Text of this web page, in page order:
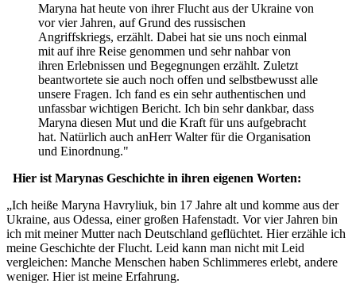
Maryna hat heute von ihrer Flucht aus der Ukraine von
vor vier Jahren, auf Grund des russischen
Angriffskriegs, erzählt. Dabei hat sie uns noch einmal
mit auf ihre Reise genommen und sehr nahbar von
ihren Erlebnissen und Begegnungen erzählt. Zuletzt
beantwortete sie auch noch offen und selbstbewusst alle
unsere Fragen. Ich fand es ein sehr authentischen und
unfassbar wichtigen Bericht. Ich bin sehr dankbar, dass
Maryna diesen Mut und die Kraft für uns aufgebracht
hat. Natürlich auch anHerr Walter für die Organisation
und Einordnung."
Hier ist Marynas Geschichte in ihren eigenen Worten:
„Ich heiße Maryna Havryliuk, bin 17 Jahre alt und komme aus der
Ukraine, aus Odessa, einer großen Hafenstadt. Vor vier Jahren bin
ich mit meiner Mutter nach Deutschland geflüchtet. Hier erzähle ich
meine Geschichte der Flucht. Leid kann man nicht mit Leid
vergleichen: Manche Menschen haben Schlimmeres erlebt, andere
weniger. Hier ist meine Erfahrung.